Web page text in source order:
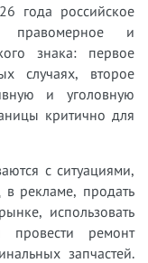
года российское
правомерное и
знака: первое
случаях, второе
и уголовную
критично для
с ситуациями,
рекламе, продать
использовать
ремонт
запчастей.